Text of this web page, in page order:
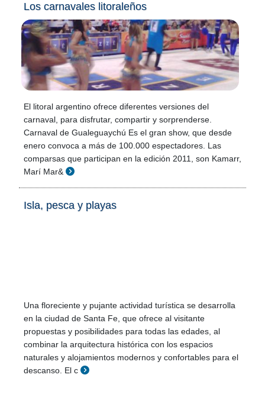
Los carnavales litoraleños
El litoral argentino ofrece diferentes versiones del
carnaval, para disfrutar, compartir y sorprenderse.
Carnaval de Gualeguaychú Es el gran show, que desde
enero convoca a más de 100.000 espectadores. Las
comparsas que participan en la edición 2011, son Kamarr,
Marí Mar&
Isla, pesca y playas
Una floreciente y pujante actividad turística se desarrolla
en la ciudad de Santa Fe, que ofrece al visitante
propuestas y posibilidades para todas las edades, al
combinar la arquitectura histórica con los espacios
naturales y alojamientos modernos y confortables para el
descanso. El c